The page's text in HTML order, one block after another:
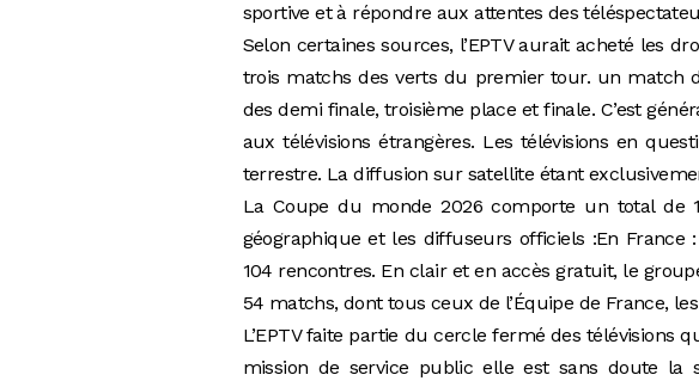
sportive et à répondre aux attentes des
Selon certaines sources, l’EPTV aurait acheté les
trois matchs des verts du premier tour. un match
des demi finale, troisième place et finale. C’est
aux télévisions étrangères. Les télévisions en
terrestre. La diffusion sur satellite étant
La Coupe du monde 2026 comporte un total de
géographique et les diffuseurs officiels :En France
104 rencontres. En clair et en accès gratuit, le
54 matchs, dont tous ceux de l’Équipe de France,
L’EPTV faite partie du cercle fermé des télévisions
mission de service public elle est sans doute